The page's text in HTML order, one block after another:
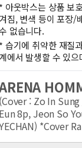
아웃박스는 상품 보
짐, 변색 등이 포장/
없습니다.
습기에 취약한 재질
에서 발생할 수 있
: Zo In
8p, Jeon So
*Cover